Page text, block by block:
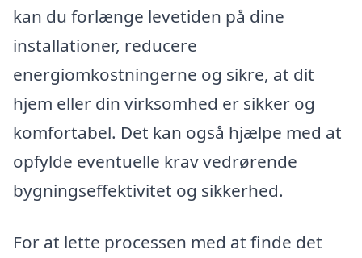
kan du forlænge levetiden på dine
installationer, reducere
energiomkostningerne og sikre, at dit
hjem eller din virksomhed er sikker og
komfortabel. Det kan også hjælpe med at
opfylde eventuelle krav vedrørende
bygningseffektivitet og sikkerhed.
For at lette processen med at finde det